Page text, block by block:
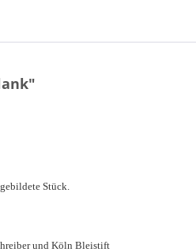
Stück.
und Köln Bleistift